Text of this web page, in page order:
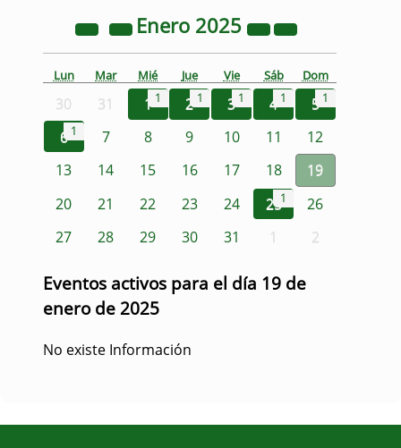
Enero 2025
Lun Mar Mié Jue Vie Sáb Dom
30 31 1 1 2 1 3 1 4 1 5 1
6 1 7 8 9 10 11
12
13
14 15 16 17 18
19
20
21 22 23 24 251
26
27
28 29 30 31 1 2
Eventos activos para el día 19 de
enero de 2025
No existe Información